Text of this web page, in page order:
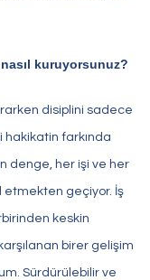
kuruyorsunuz?
disiplini sadece
hakikatin farkında
denge, her işi ve her
etmekten geçiyor. İş
keskin
birer gelişim
Sürdürülebilir ve